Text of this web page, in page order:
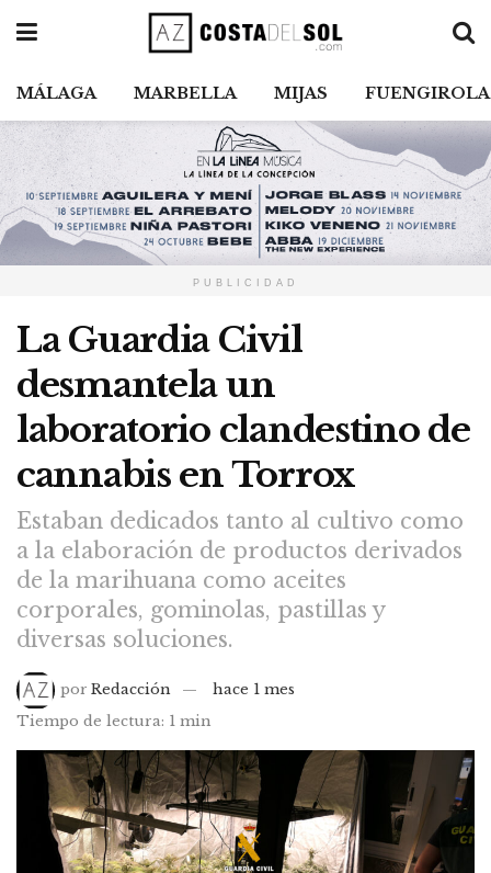
MÁLAGA MARBELLA MIJAS FUENGIROLA
PUBLICIDAD
La Guardia Civil
desmantela un
laboratorio clandestino de
cannabis en Torrox
Estaban dedicados tanto al cultivo como
a la elaboración de productos derivados
de la marihuana como aceites
corporales, gominolas, pastillas y
diversas soluciones.
por Redacción
hace 1 mes
Tiempo de lectura: 1 min